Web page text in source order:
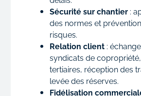
Sécurité sur chantier :
des normes et
risques.
Relation client :
syndicats de
tertiaires, réception des
levée des réserves.
Fidélisation